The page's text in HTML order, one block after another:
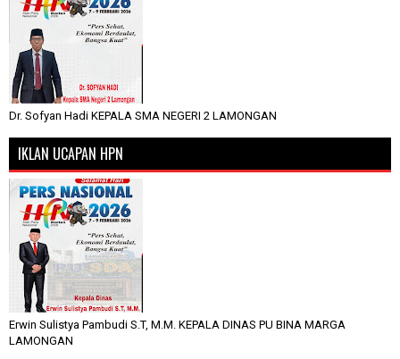
Dr. Sofyan Hadi KEPALA SMA NEGERI 2 LAMONGAN
IKLAN UCAPAN HPN
Erwin Sulistya Pambudi S.T, M.M. KEPALA DINAS PU BINA MARGA
LAMONGAN